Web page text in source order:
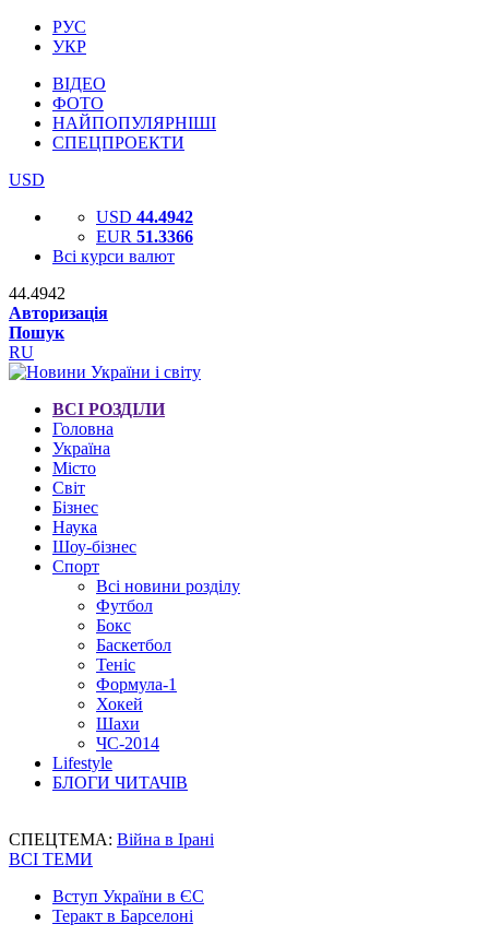
РУС
УКР
ВІДЕО
ФОТО
НАЙПОПУЛЯРНІШІ
СПЕЦПРОЕКТИ
USD
USD 44.4942
EUR 51.3366
Всі курси валют
44.4942
Авторизація
Пошук
RU
ВСІ РОЗДІЛИ
Головна
Україна
Місто
Світ
Бізнес
Наука
Шоу-бізнес
Спорт
Всі новини розділу
Футбол
Бокс
Баскетбол
Теніс
Формула-1
Хокей
Шахи
ЧС-2014
Lifestyle
БЛОГИ ЧИТАЧІВ
СПЕЦТЕМА: Війна в Ірані
ВСІ ТЕМИ
Вступ України в ЄС
Теракт в Барселоні